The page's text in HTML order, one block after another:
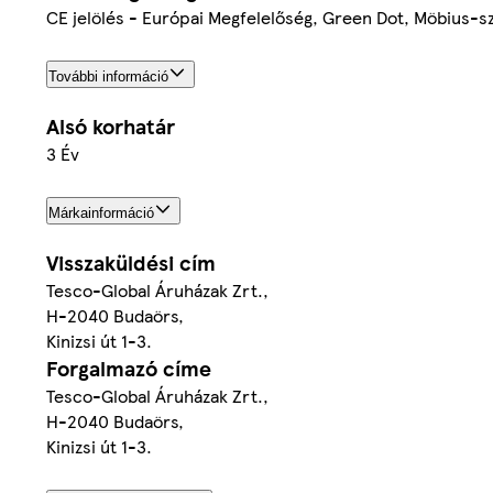
CE jelölés - Európai Megfelelőség, Green Dot, Möbius-
További információ
Alsó korhatár
3 Év
Márkainformáció
Visszaküldési cím
Tesco-Global Áruházak Zrt.,
H-2040 Budaörs,
Kinizsi út 1-3.
Forgalmazó címe
Tesco-Global Áruházak Zrt.,
H-2040 Budaörs,
Kinizsi út 1-3.